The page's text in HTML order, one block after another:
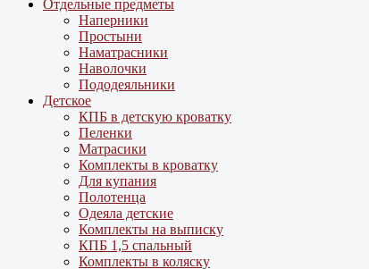
Отдельные предметы
Наперники
Простыни
Наматрасники
Наволочки
Пододеяльники
Детское
КПБ в детскую кроватку
Пеленки
Матрасики
Комплекты в кроватку
Для купания
Полотенца
Одеяла детские
Комплекты на выписку
КПБ 1,5 спальный
Комплекты в коляску